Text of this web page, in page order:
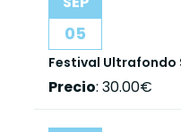
05
Festival Ultrafondo
Precio: 30.00€